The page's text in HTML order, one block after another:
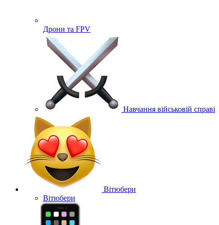
Дрони та FPV
Навчання військовій справі
Вітюбери
Вітюбери